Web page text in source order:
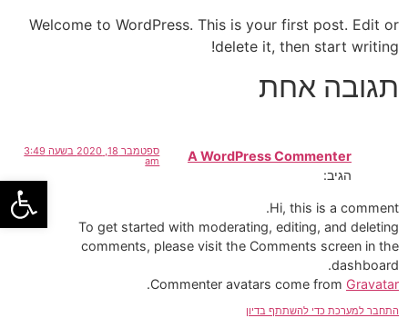
Welcome to WordPress. This is your first post. Edit or
delete it, then start writing!
תגובה אחת
A WordPress Commenter
הגיב:
ספטמבר 18, 2020 בשעה 3:49
am
Hi, this is a comment.
To get started with moderating, editing, and deleting
comments, please visit the Comments screen in the
dashboard.
Commenter avatars come from Gravatar
.
התחבר למערכת כדי להשתתף בדיון